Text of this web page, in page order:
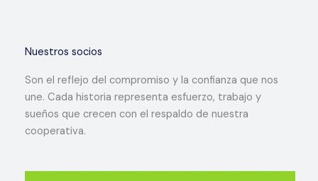
Nuestros socios
Son el reflejo del compromiso y la confianza que nos
une. Cada historia representa esfuerzo, trabajo y
sueños que crecen con el respaldo de nuestra
cooperativa.